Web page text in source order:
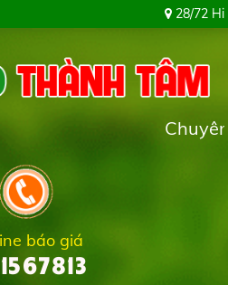
28/72 Hiệp Thành
Chuyên
báo giá